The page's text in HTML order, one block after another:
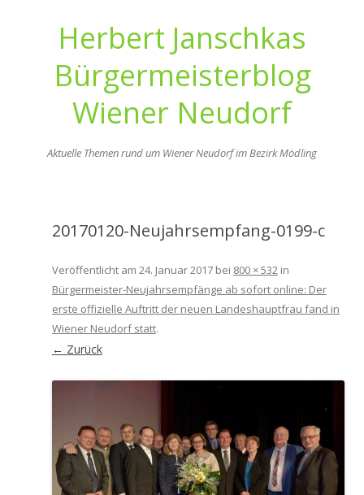
Herbert Janschkas
Bürgermeisterblog
Wiener Neudorf
Aktuelle Themen rund um Wiener Neudorf im Bezirk Mödling
20170120-Neujahrsempfang-0199-c
Veröffentlicht am 24. Januar 2017 bei 800 × 532 in
Bürgermeister-Neujahrsempfänge ab sofort online: Der
erste offizielle Auftritt der neuen Landeshauptfrau fand in
Wiener Neudorf statt.
← Zurück